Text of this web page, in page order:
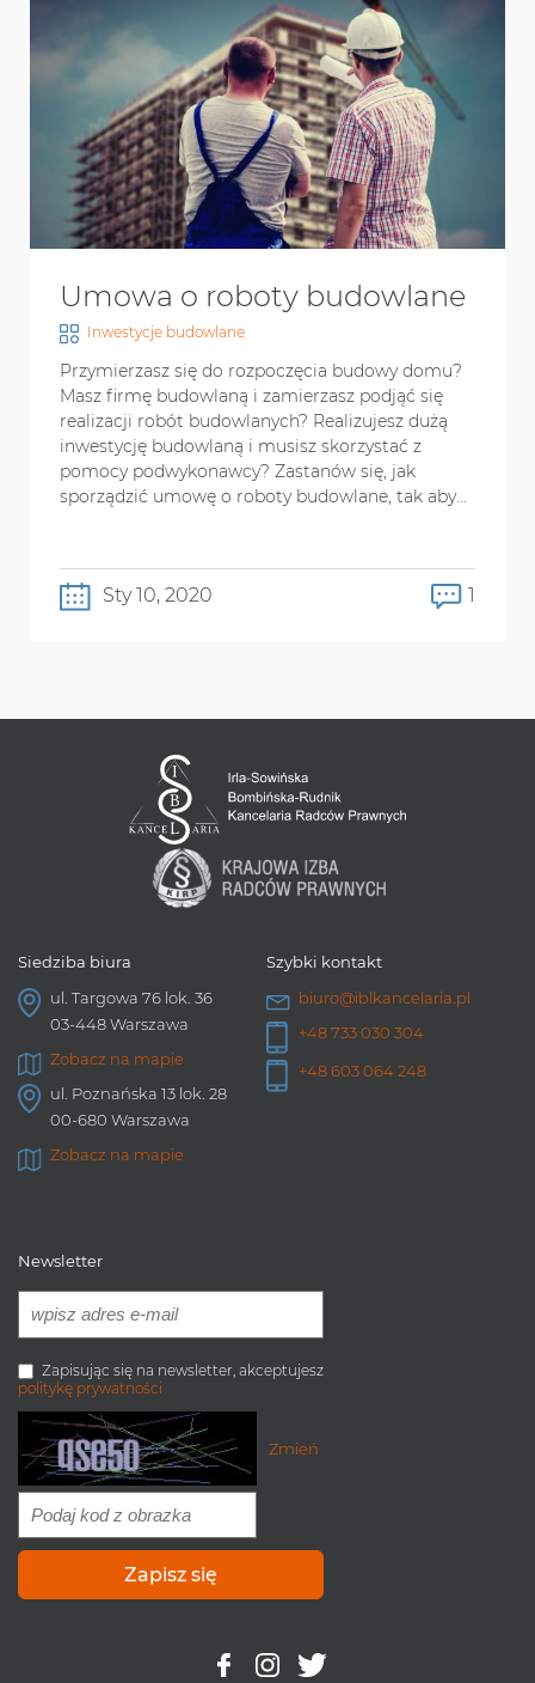
Umowa o roboty budowlane
Inwestycje budowlane
Przymierzasz się do rozpoczęcia budowy domu?
Masz firmę budowlaną i zamierzasz podjąć się
realizacji robót budowlanych? Realizujesz dużą
inwestycję budowlaną i musisz skorzystać z
pomocy podwykonawcy? Zastanów się, jak
sporządzić umowę o roboty budowlane, tak aby...
Sty 10, 2020 1
Siedziba biura
ul. Targowa 76 lok. 36
03-448 Warszawa
Zobacz na mapie
ul. Poznańska 13 lok. 28
00-680 Warszawa
Zobacz na mapie
Szybki kontakt
biuro@iblkancelaria.pl
+48 733 030 304
+48 603 064 248
Newsletter
Zapisując się na newsletter, akceptujesz
politykę prywatności
Zmień